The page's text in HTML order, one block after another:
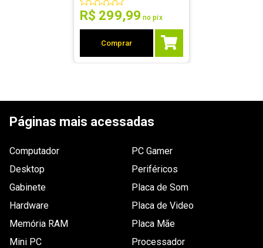
R$ 299,99 no pix
Comprar
Páginas mais acessadas
Computador
Desktop
Gabinete
Hardware
Memória RAM
Mini PC
PC Gamer
Periféricos
Placa de Som
Placa de Video
Placa Mãe
Processador